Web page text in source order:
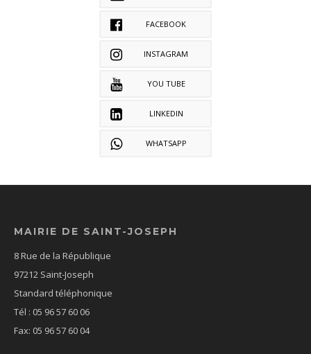
FACEBOOK
INSTAGRAM
YOU TUBE
LINKEDIN
WHATSAPP
MAIRIE DE SAINT-JOSEPH
8 Rue de la République
97212 Saint-Joseph
Standard téléphonique
Tél : 05 96 57 60 06
Fax: 05 96 57 60 04